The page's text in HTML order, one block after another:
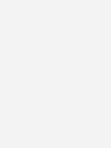
erhöhen oder zu